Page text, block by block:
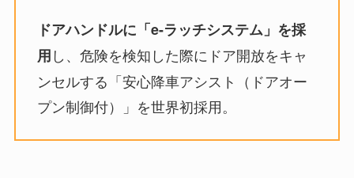
ドアハンドルに「e-ラッチシステム」を採
用し、危険を検知した際にドア開放をキャ
ンセルする「安心降車アシスト（ドアオー
プン制御付）」を世界初採用。